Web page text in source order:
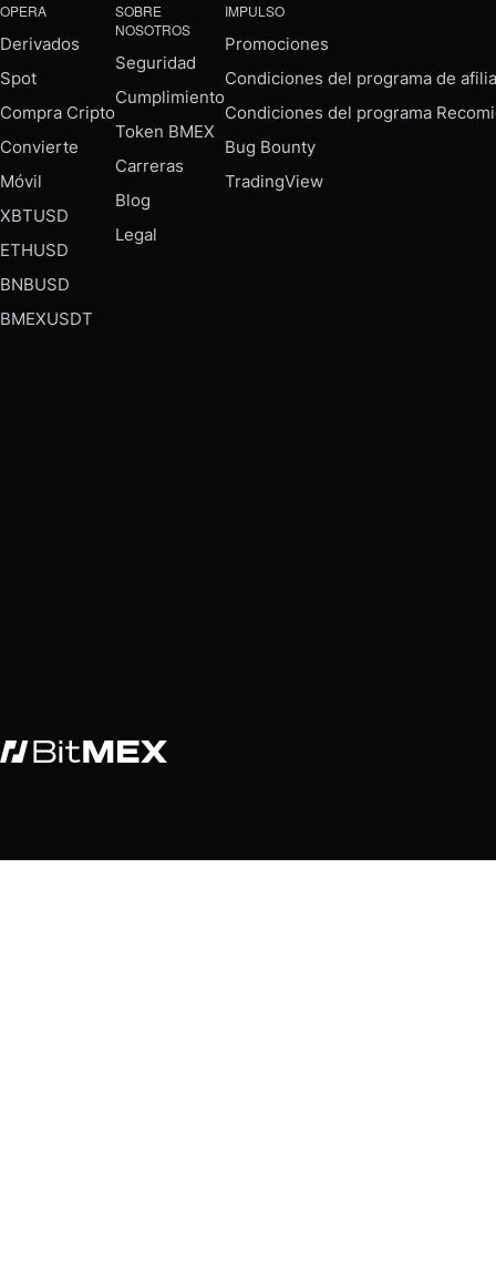
OPERA
Derivados
Spot
Compra Cripto
Convierte
Móvil
XBTUSD
ETHUSD
BNBUSD
BMEXUSDT
SOBRE
NOSOTROS
Seguridad
Cumplimiento
Token BMEX
Carreras
Blog
Legal
IMPULSO
Promociones
Condiciones del programa de
Condiciones del programa
Bug Bounty
TradingView